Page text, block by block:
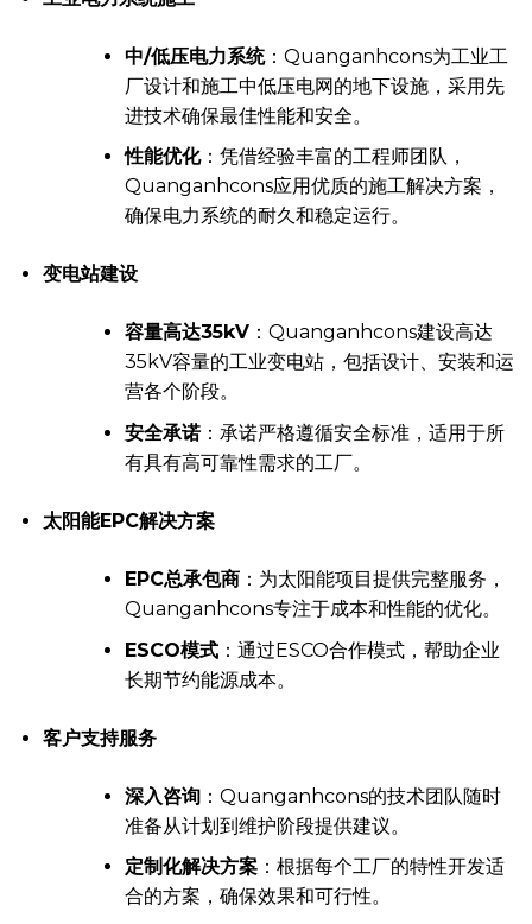
中/低压电力系统：Quanganhcons为工业工
厂设计和施工中低压电网的地下设施，采用先
进技术确保最佳性能和安全。
性能优化：凭借经验丰富的工程师团队，
Quanganhcons应用优质的施工解决方案，
确保电力系统的耐久和稳定运行。
变电站建设
容量高达35kV：Quanganhcons建设高达
35kV容量的工业变电站，包括设计、安装和运
营各个阶段。
安全承诺：承诺严格遵循安全标准，适用于所
有具有高可靠性需求的工厂。
太阳能EPC解决方案
EPC总承包商：为太阳能项目提供完整服务，
Quanganhcons专注于成本和性能的优化。
ESCO模式：通过ESCO合作模式，帮助企业
长期节约能源成本。
客户支持服务
深入咨询：Quanganhcons的技术团队随时
准备从计划到维护阶段提供建议。
定制化解决方案：根据每个工厂的特性开发适
合的方案，确保效果和可行性。